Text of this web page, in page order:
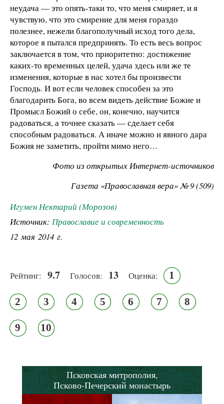
неудача — это опять-таки то, что меня смиряет, и я
чувствую, что это смирение для меня гораздо
полезнее, нежели благополучный исход того дела,
которое я пытался предпринять. То есть весь вопрос
заключается в том, что приоритетно: достижение
каких-то временных целей, удача здесь или же те
изменения, которые в нас хотел бы произвести
Господь. И вот если человек способен за это
благодарить Бога, во всем видеть действие Божие и
Промысл Божий о себе, он, конечно, научится
радоваться, а точнее сказать — сделает себя
способным радоваться. А иначе можно и явного дара
Божия не заметить, пройти мимо него…
Фото из открытых Интернет-источников
Газета «Православная вера» № 9 (509)
Игумен Нектарий (Морозов)
Источник: Православие и современность
12 мая 2014 г.
Рейтинг: 9.7 Голосов: 13 Оценка: 1
2 3 4 5 6 7 8
9 10
Псковская митрополия,
Псково-Печерский монастырь